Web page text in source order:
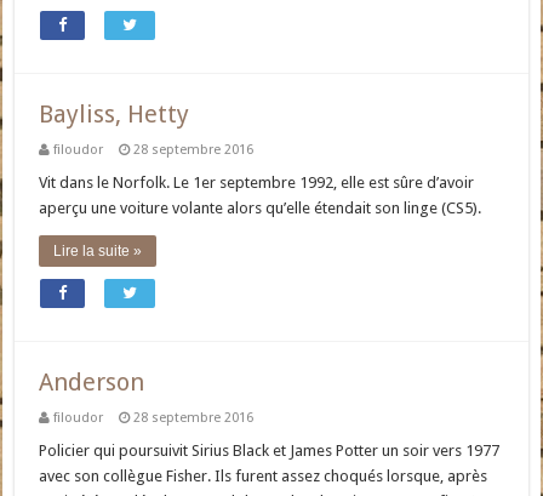
Bayliss, Hetty
filoudor 28 septembre 2016
Vit dans le Norfolk. Le 1er septembre 1992, elle est sûre d’avoir
aperçu une voiture volante alors qu’elle étendait son linge (CS5).
Lire la suite »
Anderson
filoudor 28 septembre 2016
Policier qui poursuivit Sirius Black et James Potter un soir vers 1977
avec son collègue Fisher. Ils furent assez choqués lorsque, après